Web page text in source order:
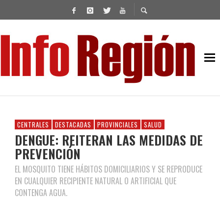
CENTRALES DESTACADAS PROVINCIALES SALUD
DENGUE: REITERAN LAS MEDIDAS DE
PREVENCIÓN
EL MOSQUITO TIENE HÁBITOS DOMICILIARIOS Y SE REPRODUCE
EN CUALQUIER RECIPIENTE NATURAL O ARTIFICIAL QUE
CONTENGA AGUA.